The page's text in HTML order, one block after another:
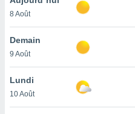
et
»,
au
vous
qu'ils
ou
8 Août
Demain
9 Août
Lundi
10 Août